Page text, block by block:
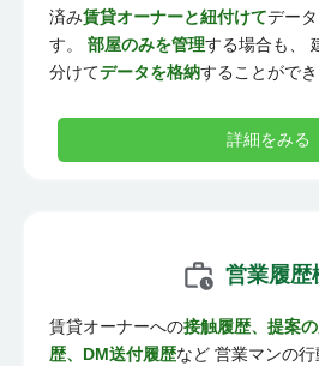
済み賃貸オーナーと紐付けてデー
す。 部屋のみを管理する場合も、
分けてデータを格納することができ
詳細をみる
営業履歴
賃貸オーナーへの接触履歴、提案
歴、DM送付履歴など 営業マンの